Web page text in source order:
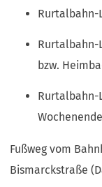
Rurtalbahn-
Rurtalbahn-
bzw.
Rurtalbahn-
Fußweg vom
Bismarckstraße